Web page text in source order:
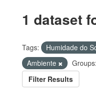
1 dataset
Tags: Humidade do
Ambiente
Groups:
Filter Results